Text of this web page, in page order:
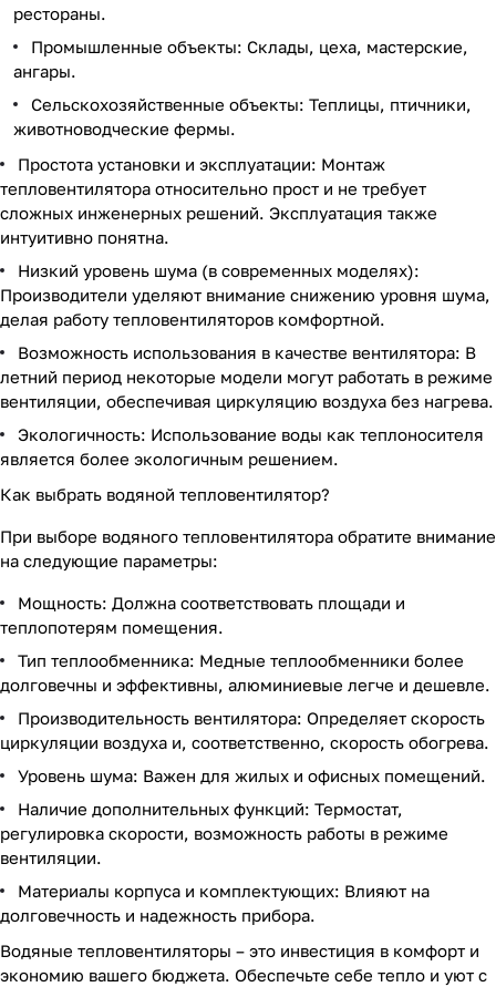
рестораны.
Промышленные объекты: Склады, цеха, мастерские,
ангары.
Сельскохозяйственные объекты: Теплицы, птичники,
животноводческие фермы.
Простота установки и эксплуатации: Монтаж
тепловентилятора относительно прост и не требует
сложных инженерных решений. Эксплуатация также
интуитивно понятна.
Низкий уровень шума (в современных моделях):
Производители уделяют внимание снижению уровня шума,
делая работу тепловентиляторов комфортной.
Возможность использования в качестве вентилятора: В
летний период некоторые модели могут работать в режиме
вентиляции, обеспечивая циркуляцию воздуха без нагрева.
Экологичность: Использование воды как теплоносителя
является более экологичным решением.
Как выбрать водяной тепловентилятор?
При выборе водяного тепловентилятора обратите внимание
на следующие параметры:
Мощность: Должна соответствовать площади и
теплопотерям помещения.
Тип теплообменника: Медные теплообменники более
долговечны и эффективны, алюминиевые легче и дешевле.
Производительность вентилятора: Определяет скорость
циркуляции воздуха и, соответственно, скорость обогрева.
Уровень шума: Важен для жилых и офисных помещений.
Наличие дополнительных функций: Термостат,
регулировка скорости, возможность работы в режиме
вентиляции.
Материалы корпуса и комплектующих: Влияют на
долговечность и надежность прибора.
Водяные тепловентиляторы – это инвестиция в комфорт и
экономию вашего бюджета. Обеспечьте себе тепло и уют с